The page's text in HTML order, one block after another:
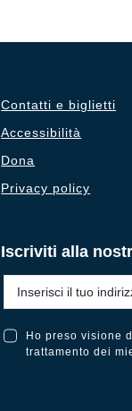
Contatti e biglietti
Accessibilità
Dona
Privacy policy
Iscriviti alla
Ho preso visione
trattamento dei